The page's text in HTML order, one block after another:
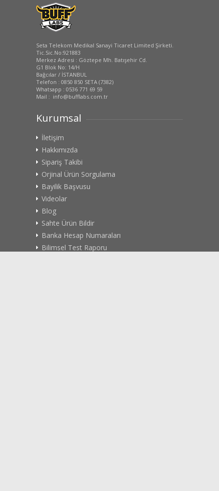
Seta Telekom Medikal Sanayi Ticaret Limited Şirketi.
Tic.Sic.No:921883
Merkez Adresi : Göztepe Mh. Batışehir Cd.
G1 Blok No: 14/H
Bağcılar / İSTANBUL
Telefon : 0850 850 SETA (7382)
Whatsapp : 0536 771 69 59
Mail : info@bufflabs.com.tr
Kurumsal
İletişim
Hakkımızda
Sipariş Takibi
Orjinal Ürün Sorgulama
Bayilik Başvusu
Videolar
Blog
Sahte Ürün Bildir
Banka Hesap Numaraları
Bilimsel Test Raporu